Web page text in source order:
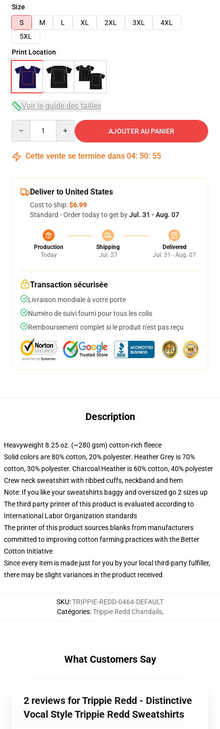
Size
S
M L XL 2XL 3XL
4XL
5XL
Print Location
Voir le guide des tailles
AJOUTER AU PANIER
Cette vente se termine dans 04: 50: 54
Deliver to United States
Cost to ship:$6.99
Standard - Order today to get byJul. 31 - Aug. 07
Production
Today
Shipping
Jul. 27
Delivered
Jul. 31 - Aug. 07
Transaction sécurisée
Livraison mondiale à votre porte
Numéro de suivi fourni pour tous les colis
Remboursement complet si le produit n'est pas reçu
Description
Heavyweight 8.25 oz. (~280 gsm) cotton-rich fleece
Solid colors are 80% cotton, 20% polyester. Heather Grey is 70%
cotton, 30% polyester. Charcoal Heather is 60% cotton, 40% polyester
Crew neck sweatshirt with ribbed cuffs, neckband and hem
Note: If you like your sweatshirts baggy and oversized go 2 sizes up
The third party printer of this product is evaluated according to
International Labor Organization standards
The printer of this product sources blanks from manufacturers
committed to improving cotton farming practices with the Better
Cotton Initiative
Since every item is made just for you by your local third-party fulfiller,
there may be slight variances in the product received
SKU:TRIPPIE-REDD-0464-DEFAULT
Catégories:Trippie Redd Chandails,
What Customers Say
2 reviews for Trippie Redd - Distinctive
Vocal Style Trippie Redd Sweatshirts